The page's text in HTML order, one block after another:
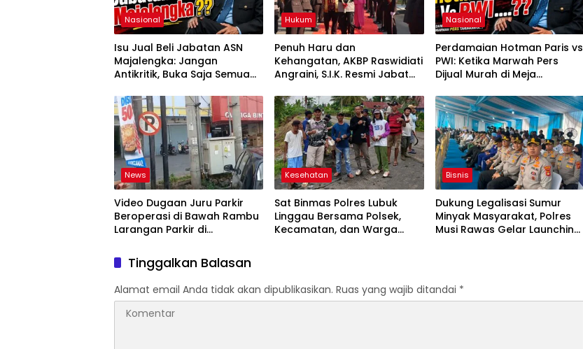
Nasional
Isu Jual Beli Jabatan ASN
Majalengka: Jangan
Antikritik, Buka Saja Semua
Jabatan kepada Publik Oleh:
Aceng Syamsul Hadie, S.Sos.,
MM. Ketua Dewan Pembina
Pusat ASWIN
Hukum
Penuh Haru dan
Kehangatan, AKBP Raswidiati
Angraini, S.I.K. Resmi Jabat
Nasional
Perdamaian Hotman Paris vs
PWI: Ketika Marwah Pers
Dijual Murah di Meja
Syamsul Hadie (ASH)”
News
Video Dugaan Juru Parkir
Beroperasi di Bawah Rambu
Larangan Parkir di
Warganet Soroti Dugaan
Pelanggaran
Kesehatan
Sat Binmas Polres Lubuk
Linggau Bersama Polsek,
Kecamatan, dan Warga
Bisnis
Dukung Legalisasi Sumur
Minyak Masyarakat, Polres
Musi Rawas Gelar Launching
Tinggalkan Balasan
Alamat email Anda tidak akan dipublikasikan. Ruas yang wajib ditandai *